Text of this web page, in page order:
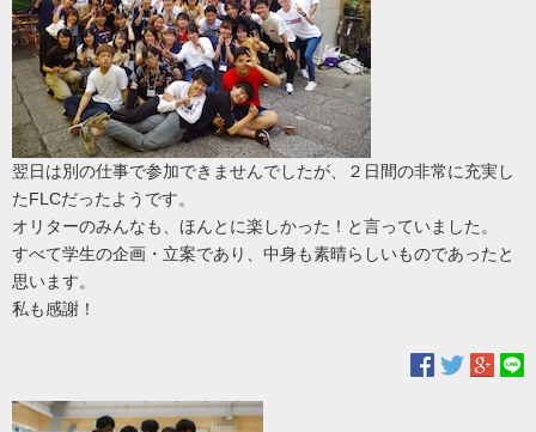
翌日は別の仕事で参加できませんでしたが、２日間の非常に充実し
たFLCだったようです。
オリターのみんなも、ほんとに楽しかった！と言っていました。
すべて学生の企画・立案であり、中身も素晴らしいものであったと
思います。
私も感謝！